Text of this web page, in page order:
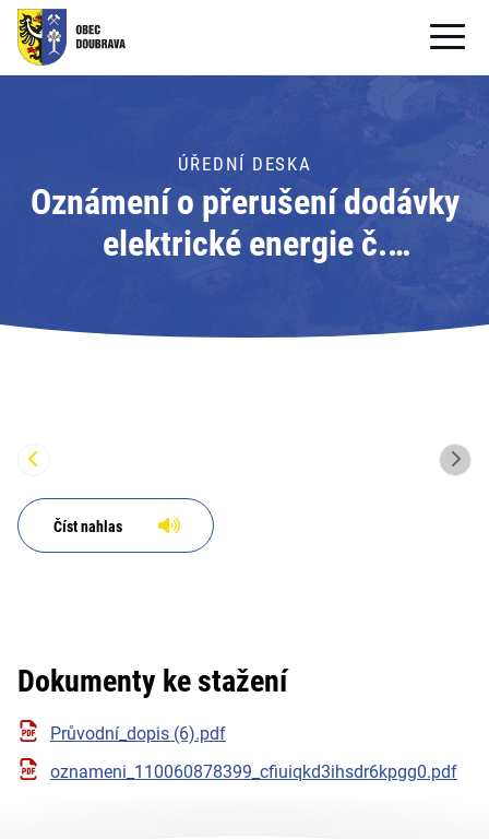
OBECNÍ ÚŘAD
PRO OBČANY
Formuláře ke stažení
PRO TURISTY
ÚŘEDNÍ DESKA
Oznámení o přerušení dodávky
elektrické energie č.
Distribuce, a.s.
Číst nahlas
Dokumenty ke stažení
Průvodní_dopis (6).pdf
oznameni_110060878399_cfiuiqkd3ihsdr6kpgg0.pdf